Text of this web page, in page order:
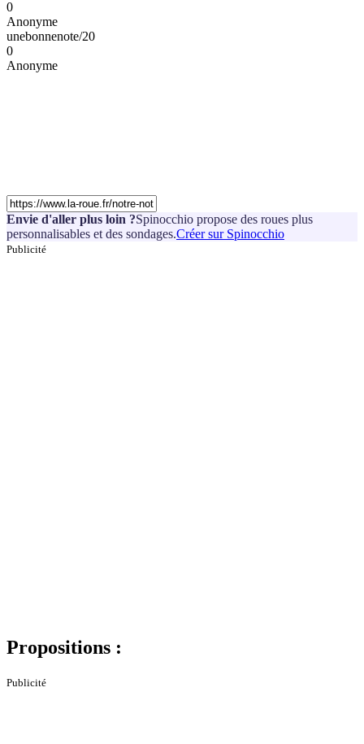
0
Anonyme
unebonnenote/20
0
Anonyme
Envie d'aller plus loin ?Spinocchio propose des roues plus
personnalisables et des sondages.Créer sur Spinocchio
Publicité
Propositions :
Publicité